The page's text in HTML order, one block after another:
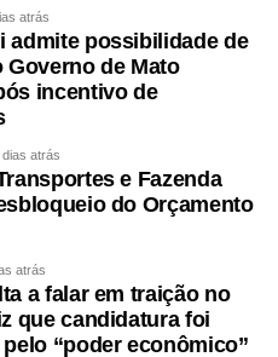
Share
atrás
admite possibilidade de
Governo de Mato
incentivo de
dias atrás
e Fazenda
do Orçamento
atrás
a falar em traição no
que candidatura foi
“poder econômico”